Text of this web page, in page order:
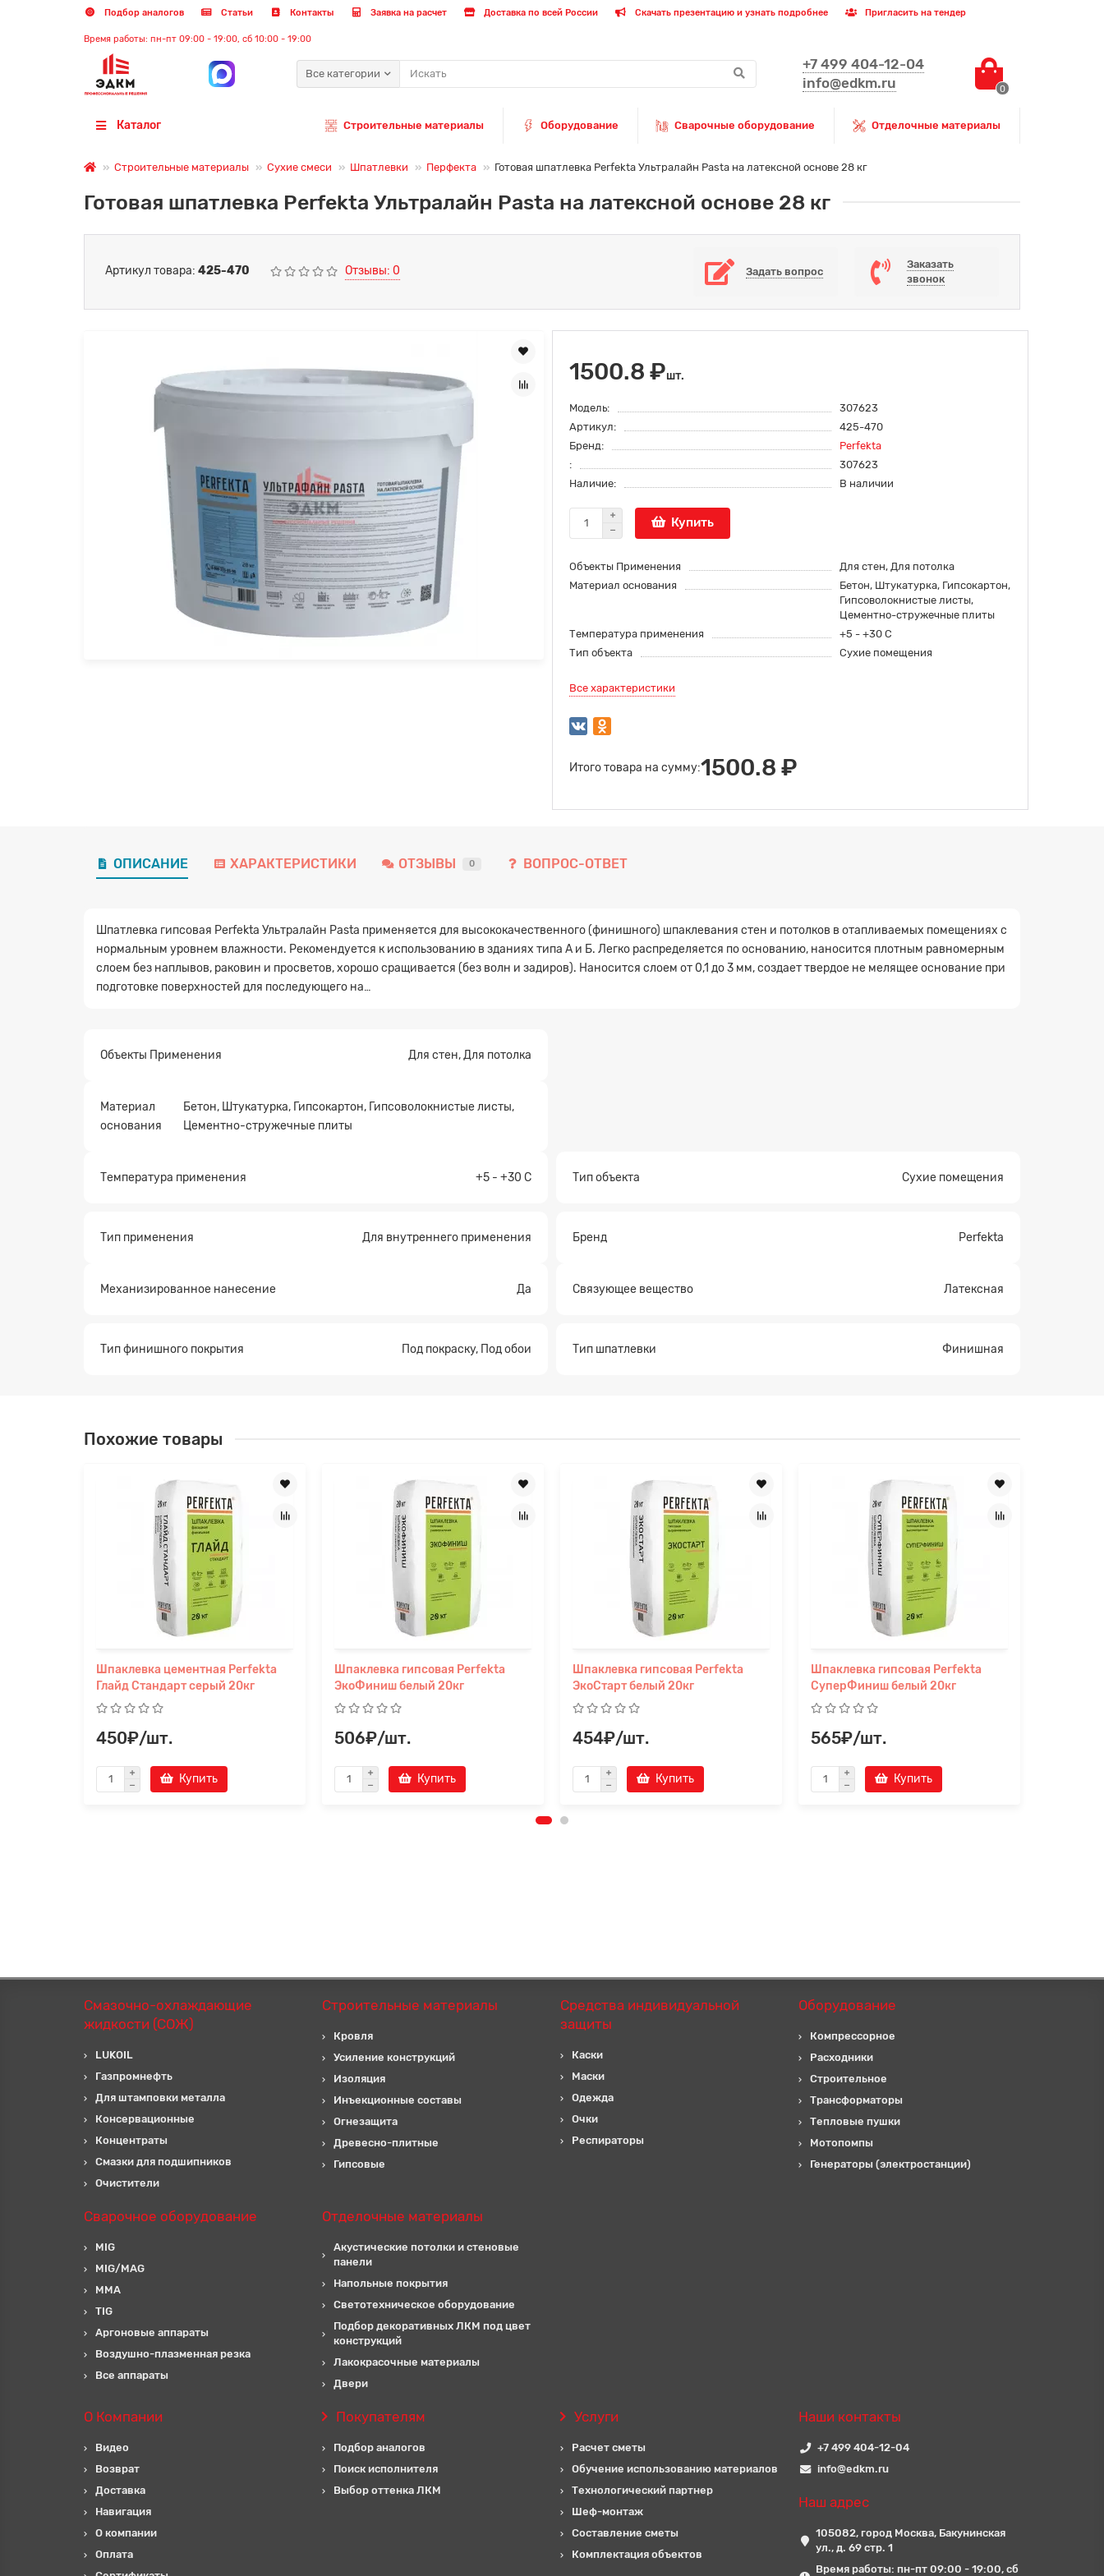
Подбор аналогов Статьи Контакты Заявка на расчет Доставка по всей России Скачать презентацию и узнать подробнее Пригласить на тендер
Время работы: пн-пт 09:00 - 19:00, сб 10:00 - 19:00
Все категории
+7 499 404-12-04
info@edkm.ru
0
Каталог Строительные материалы Оборудование Сварочные оборудование Отделочные материалы
Строительные материалы Сухие смеси Шпатлевки Перфекта Готовая шпатлевка Perfekta Ультралайн Pasta на латексной основе 28 кг
Готовая шпатлевка Perfekta Ультралайн Pasta на латексной основе 28 кг
Артикул товара: 425-470 Отзывы: 0 Задать вопрос
Заказать
звонок
1500.8 ₽шт.
Модель:
307623
Артикул:
425-470
Бренд:
Perfekta
:
307623
Наличие:
В наличии
Купить
Объекты Применения
Для стен, Для потолка
Материал основания
Бетон, Штукатурка, Гипсокартон,
Гипсоволокнистые листы,
Цементно-стружечные плиты
Температура применения
+5 - +30 C
Тип объекта
Сухие помещения
Все характеристики
Итого товара на сумму:1500.8 ₽
ОПИСАНИЕ ХАРАКТЕРИСТИКИ ОТЗЫВЫ 0 ВОПРОС-ОТВЕТ
Шпатлевка гипсовая Perfekta Ультралайн Pasta применяется для высококачественного (финишного) шпаклевания стен и потолков в отапливаемых помещениях с
нормальным уровнем влажности. Рекомендуется к использованию в зданиях типа А и Б. Легко распределяется по основанию, наносится плотным равномерным
слоем без наплывов, раковин и просветов, хорошо сращивается (без волн и задиров). Наносится слоем от 0,1 до 3 мм, создает твердое не мелящее основание при
подготовке поверхностей для последующего на…
Объекты Применения Для стен, Для потолка
Материал
основания
Бетон, Штукатурка, Гипсокартон, Гипсоволокнистые листы,
Цементно-стружечные плиты
Температура применения +5 - +30 C Тип объекта Сухие помещения
Тип применения Для внутреннего применения Бренд Perfekta
Механизированное нанесение Да Связующее вещество Латексная
Тип финишного покрытия Под покраску, Под обои Тип шпатлевки Финишная
Похожие товары
Шпаклевка цементная Perfekta
Глайд Стандарт серый 20кг
450₽/шт.
Купить
Шпаклевка гипсовая Perfekta
ЭкоФиниш белый 20кг
506₽/шт.
Купить
Шпаклевка гипсовая Perfekta
ЭкоСтарт белый 20кг
454₽/шт.
Купить
Шпаклевка гипсовая Perfekta
СуперФиниш белый 20кг
565₽/шт.
Купить
Смазочно-охлаждающие
жидкости (СОЖ)
LUKOIL
Газпромнефть
Для штамповки металла
Консервационные
Концентраты
Смазки для подшипников
Очистители
Строительные материалы
Кровля
Усиление конструкций
Изоляция
Инъекционные составы
Огнезащита
Древесно-плитные
Гипсовые
Средства индивидуальной
защиты
Каски
Маски
Одежда
Очки
Респираторы
Оборудование
Компрессорное
Расходники
Строительное
Трансформаторы
Тепловые пушки
Мотопомпы
Генераторы (электростанции)
Сварочное оборудование
MIG
MIG/MAG
MMA
TIG
Аргоновые аппараты
Воздушно-плазменная резка
Все аппараты
Отделочные материалы
Акустические потолки и стеновые
панели
Напольные покрытия
Светотехническое оборудование
Подбор декоративных ЛКМ под цвет
конструкций
Лакокрасочные материалы
Двери
О Компании
Видео
Возврат
Доставка
Навигация
О компании
Оплата
Покупателям
Подбор аналогов
Поиск исполнителя
Выбор оттенка ЛКМ
Услуги
Расчет сметы
Обучение использованию материалов
Технологический партнер
Шеф-монтаж
Составление сметы
Комплектация объектов
Наши контакты
+7 499 404-12-04
info@edkm.ru
Наш адрес
105082, город Москва, Бакунинская
ул., д. 69 стр. 1
Время работы: пн-пт 09:00 - 19:00, сб